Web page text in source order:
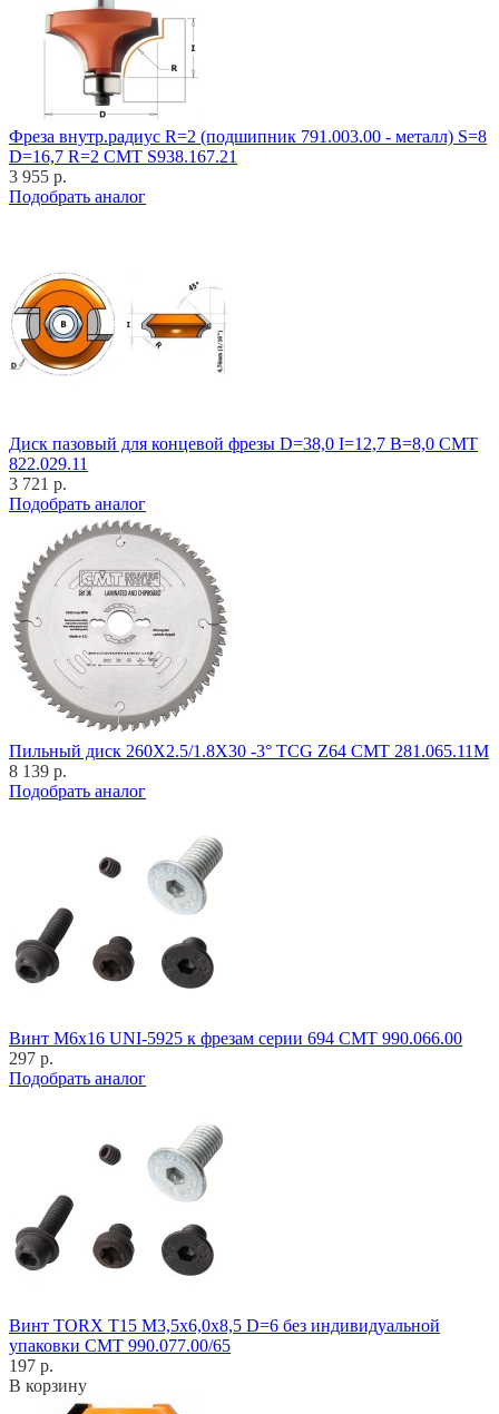
Фреза внутр.радиус R=2 (подшипник 791.003.00 - металл) S=8
D=16,7 R=2 CMT S938.167.21
3 955 р.
Подобрать аналог
Диск пазовый для концевой фрезы D=38,0 I=12,7 B=8,0 CMT
822.029.11
3 721 р.
Подобрать аналог
Пильный диск 260X2.5/1.8X30 -3° TCG Z64 CMT 281.065.11M
8 139 р.
Подобрать аналог
Винт M6x16 UNI-5925 к фрезам серии 694 CMT 990.066.00
297 р.
Подобрать аналог
Винт TORX T15 M3,5x6,0x8,5 D=6 без индивидуальной
упаковки CMT 990.077.00/65
197 р.
В корзину